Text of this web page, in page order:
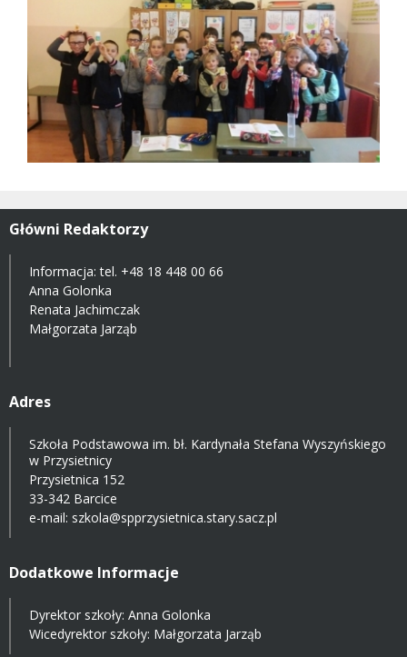
Główni Redaktorzy
Informacja: tel. +48 18 448 00 66
Anna Golonka
Renata Jachimczak
Małgorzata Jarząb
Adres
Szkoła Podstawowa im. bł. Kardynała Stefana Wyszyńskiego
w Przysietnicy
Przysietnica 152
33-342 Barcice
e-mail: szkola@spprzysietnica.stary.sacz.pl
Dodatkowe Informacje
Dyrektor szkoły: Anna Golonka
Wicedyrektor szkoły: Małgorzata Jarząb